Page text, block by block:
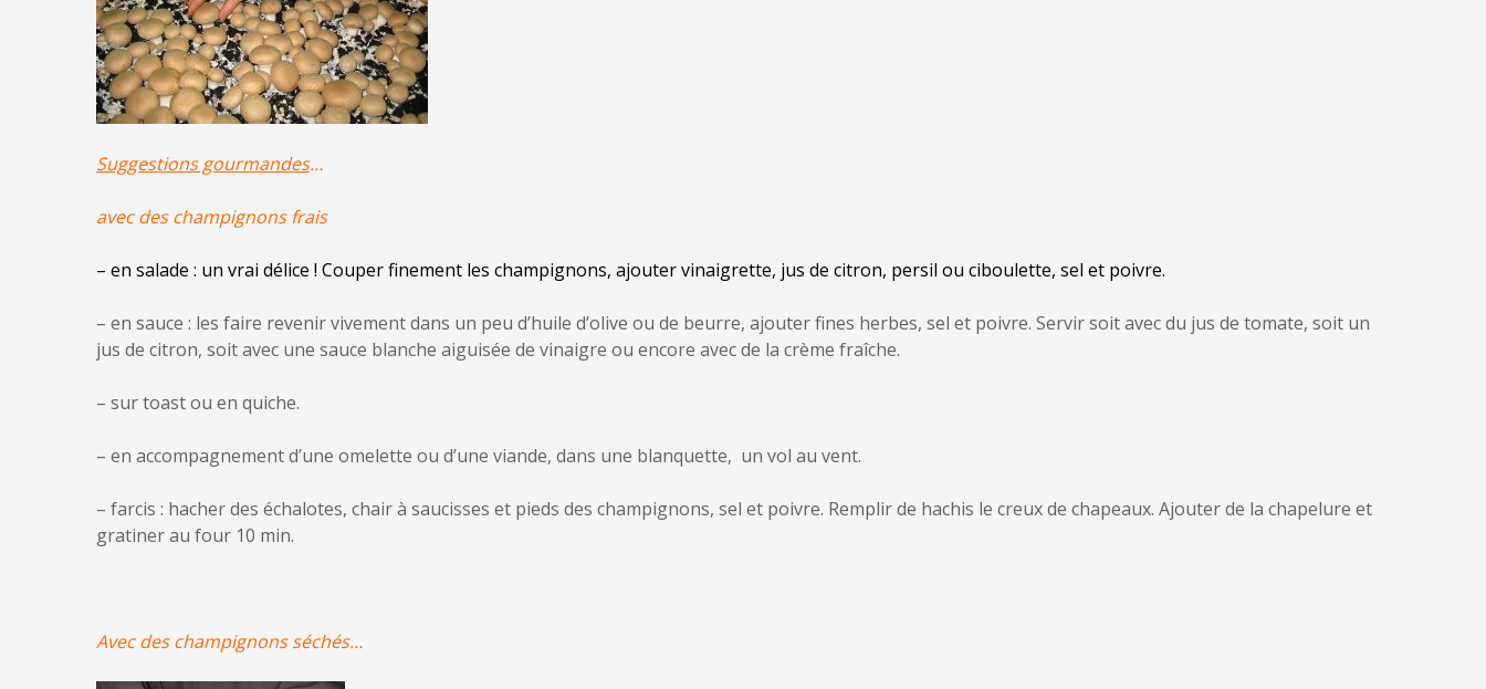
Suggestions gourmandes…
avec des champignons frais
– en salade : un vrai délice ! Couper finement les champignons, ajouter vinaigrette, jus de citron, persil ou ciboulette, sel et poivre.
– en sauce : les faire revenir vivement dans un peu d’huile d’olive ou de beurre, ajouter fines herbes, sel et poivre. Servir soit avec du jus de tomate, soit un
jus de citron, soit avec une sauce blanche aiguisée de vinaigre ou encore avec de la crème fraîche.
– sur toast ou en quiche.
– en accompagnement d’une omelette ou d’une viande, dans une blanquette, un vol au vent.
– farcis : hacher des échalotes, chair à saucisses et pieds des champignons, sel et poivre. Remplir de hachis le creux de chapeaux. Ajouter de la chapelure et
gratiner au four 10 min.
Avec des champignons séchés…